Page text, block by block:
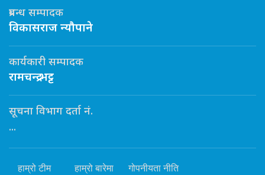
प्रबन्ध सम्पादक
विकासराज न्यौपाने
कार्यकारी सम्पादक
रामचन्द्र भट्ट
सूचना विभाग दर्ता नं.
...
हाम्रो टीम हाम्रो बारेमा गोपनीयता नीति